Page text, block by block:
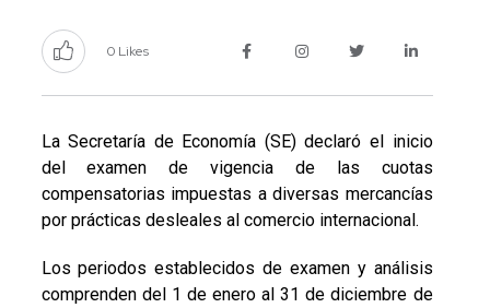
0 Likes
La Secretaría de Economía (SE) declaró el inicio
del examen de vigencia de las cuotas
compensatorias impuestas a diversas mercancías
por prácticas desleales al comercio internacional.
Los periodos establecidos de examen y análisis
comprenden del 1 de enero al 31 de diciembre de